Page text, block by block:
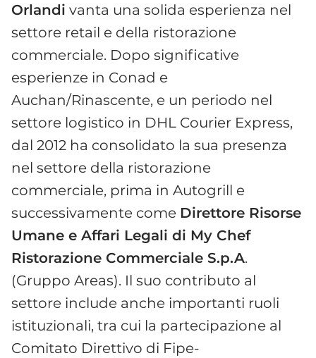
Orlandi vanta una solida esperienza nel
settore retail e della ristorazione
commerciale. Dopo significative
esperienze in Conad e
Auchan/Rinascente, e un periodo nel
settore logistico in DHL Courier Express,
dal 2012 ha consolidato la sua presenza
nel settore della ristorazione
commerciale, prima in Autogrill e
successivamente come Direttore Risorse
Umane e Affari Legali di My Chef
Ristorazione Commerciale S.p.A.
(Gruppo Areas). Il suo contributo al
settore include anche importanti ruoli
istituzionali, tra cui la partecipazione al
Comitato Direttivo di Fipe-